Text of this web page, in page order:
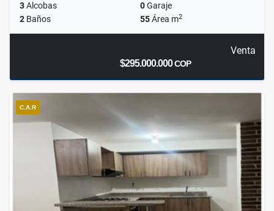
3Alcobas 0Garaje
2 Baños 55Área m2
Venta
$295.000.000COP
C.A.R